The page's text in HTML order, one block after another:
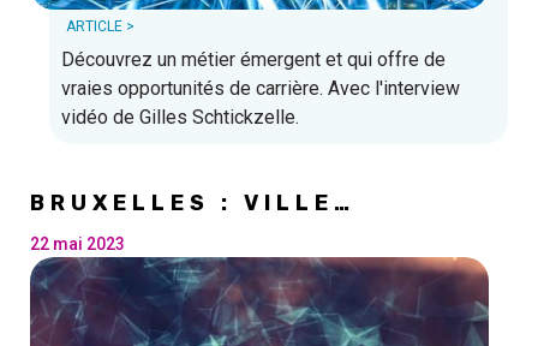
ARTICLE >
Découvrez un métier émergent et qui offre de
vraies opportunités de carrière. Avec l'interview
vidéo de Gilles Schtickzelle.
BRUXELLES : VILLE
22 mai 2023